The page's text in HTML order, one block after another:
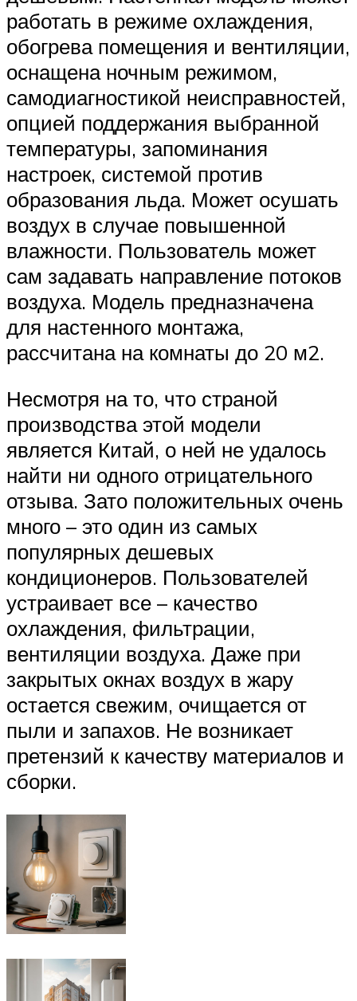
работать в режиме охлаждения,
обогрева помещения и вентиляции,
оснащена ночным режимом,
самодиагностикой неисправностей,
опцией поддержания выбранной
температуры, запоминания
настроек, системой против
образования льда. Может осушать
воздух в случае повышенной
влажности. Пользователь может
сам задавать направление потоков
воздуха. Модель предназначена
для настенного монтажа,
рассчитана на комнаты до 20 м2.
Несмотря на то, что страной
производства этой модели
является Китай, о ней не удалось
найти ни одного отрицательного
отзыва. Зато положительных очень
много – это один из самых
популярных дешевых
кондиционеров. Пользователей
устраивает все – качество
охлаждения, фильтрации,
вентиляции воздуха. Даже при
закрытых окнах воздух в жару
остается свежим, очищается от
пыли и запахов. Не возникает
претензий к качеству материалов и
сборки.